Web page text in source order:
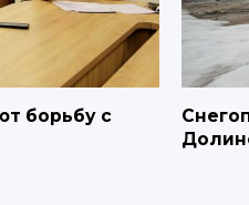
борьбу с